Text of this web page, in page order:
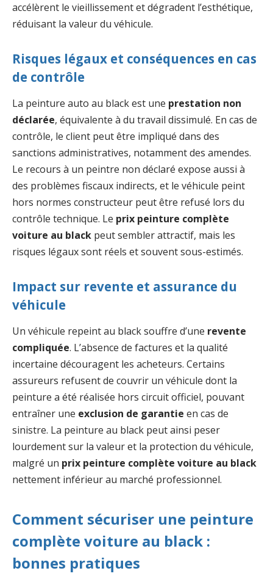
accélèrent le vieillissement et dégradent l’esthétique,
réduisant la valeur du véhicule.
Risques légaux et conséquences en cas
de contrôle
La peinture auto au black est une prestation non
déclarée, équivalente à du travail dissimulé. En cas de
contrôle, le client peut être impliqué dans des
sanctions administratives, notamment des amendes.
Le recours à un peintre non déclaré expose aussi à
des problèmes fiscaux indirects, et le véhicule peint
hors normes constructeur peut être refusé lors du
contrôle technique. Le prix peinture complète
voiture au black peut sembler attractif, mais les
risques légaux sont réels et souvent sous-estimés.
Impact sur revente et assurance du
véhicule
Un véhicule repeint au black souffre d’une revente
compliquée. L’absence de factures et la qualité
incertaine découragent les acheteurs. Certains
assureurs refusent de couvrir un véhicule dont la
peinture a été réalisée hors circuit officiel, pouvant
entraîner une exclusion de garantie en cas de
sinistre. La peinture au black peut ainsi peser
lourdement sur la valeur et la protection du véhicule,
malgré un prix peinture complète voiture au black
nettement inférieur au marché professionnel.
Comment sécuriser une peinture
complète voiture au black :
bonnes pratiques